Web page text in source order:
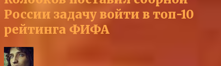
России задачу войти в топ-10
рейтинга ФИФА